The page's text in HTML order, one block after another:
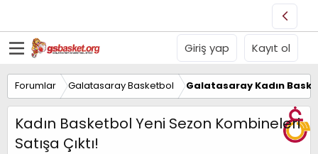
Giriş yap Kayıt ol
Forumlar Galatasaray Basketbol Galatasaray Kadın
Kadın Basketbol Yeni Sezon Kombineleri
Satışa Çıktı!